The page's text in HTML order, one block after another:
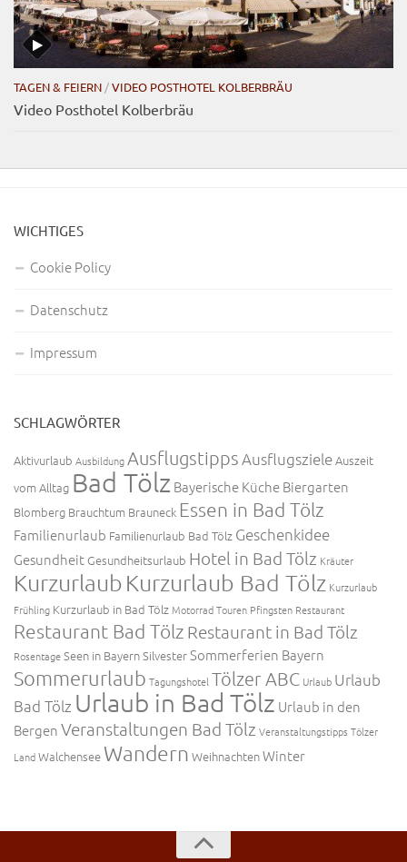
TAGEN & FEIERN /VIDEO POSTHOTEL KOLBERBRÄU
Video Posthotel Kolberbräu
WICHTIGES
Cookie Policy
Datenschutz
Impressum
SCHLAGWÖRTER
Aktivurlaub AusbildungAusflugstippsAusflugszieleAuszeit
vom Alltag Bad Tölz Bayerische KücheBiergarten
Blomberg Brauchtum Brauneck Essen in Bad Tölz
Familienurlaub Familienurlaub Bad Tölz Geschenkidee
Gesundheit Gesundheitsurlaub Hotel in Bad Tölz Kräuter
Kurzurlaub Kurzurlaub Bad Tölz Kurzurlaub
Frühling Kurzurlaub in Bad Tölz Motorrad Touren Pfingsten Restaurant
Restaurant Bad Tölz Restaurant in Bad Tölz
RosentageSeen in BayernSilvesterSommerferien Bayern
Sommerurlaub Tagungshotel Tölzer ABC Urlaub Urlaub
Bad Tölz Urlaub in Bad Tölz Urlaub in den
BergenVeranstaltungen Bad Tölz Veranstaltungstipps Tölzer
LandWalchensee Wandern WeihnachtenWinter